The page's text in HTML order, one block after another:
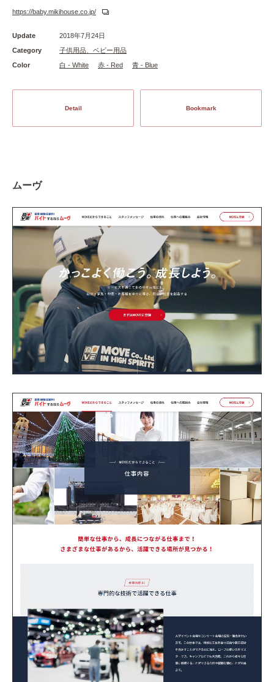
https://baby.mikihouse.co.jp/
Update
2018年7月24日
Category
子供用品、ベビー用品
Color
白 - White 赤 - Red 青 - Blue
Detail Bookmark
ムーヴ